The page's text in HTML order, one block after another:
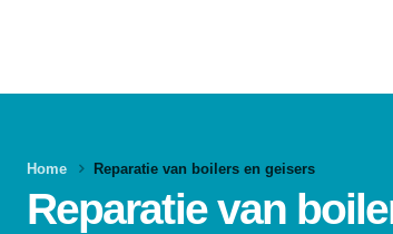
Home Reparatie van boilers en geisers
Reparatie van